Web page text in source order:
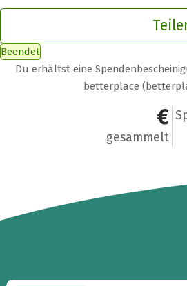
Beendet
Du erhältst eine
betterplace
gesammelt